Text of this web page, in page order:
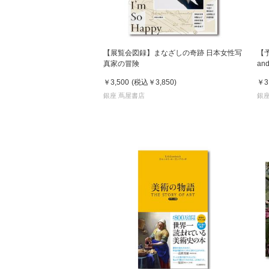
【展覧会図録】まなざしの奇跡 日本女性写
真家の冒険
￥3,500 (税込 ￥3,850)
銀座 蔦屋書店
￥
銀